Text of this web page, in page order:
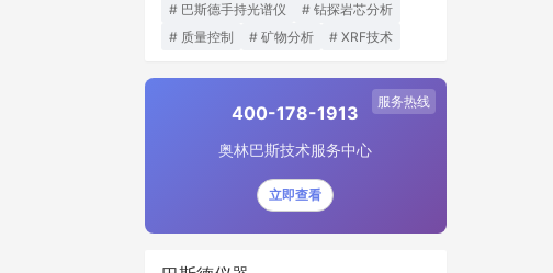
巴斯德手持光谱仪
钻探岩芯分析
质量控制
矿物分析 XRF技术
服务热线
400-178-1913
奥林巴斯技术服务中心
立即查看